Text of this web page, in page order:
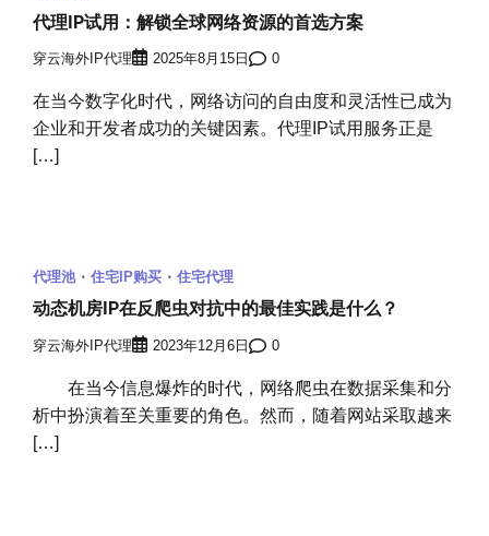
代理IP试用：解锁全球网络资源的首选方案
穿云海外IP代理 2025年8月15日 0
在当今数字化时代，网络访问的自由度和灵活性已成为
企业和开发者成功的关键因素。代理IP试用服务正是
[…]
代理池 住宅IP购买 住宅代理
动态机房IP在反爬虫对抗中的最佳实践是什么？
穿云海外IP代理 2023年12月6日 0
在当今信息爆炸的时代，网络爬虫在数据采集和分
析中扮演着至关重要的角色。然而，随着网站采取越来
[…]